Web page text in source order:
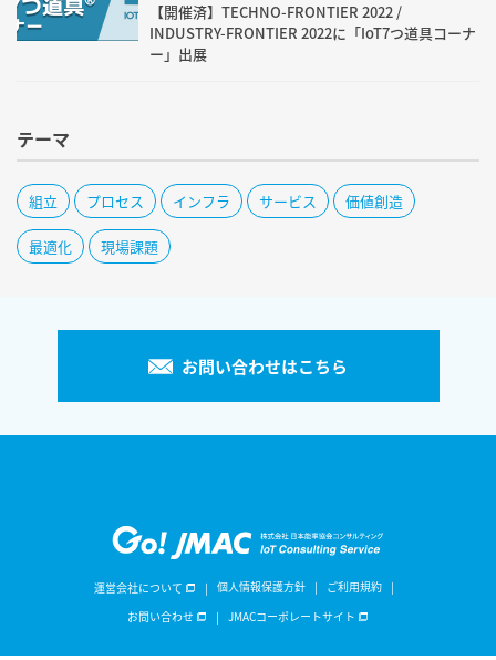
【開催済】TECHNO-FRONTIER 2022 /
INDUSTRY-FRONTIER 2022に「IoT7つ道具コーナ
ー」出展
テーマ
組立 プロセス インフラ サービス 価値創造
最適化 現場課題
お問い合わせはこちら
運営会社について 個人情報保護方針
ご利用規約
お問い合わせ
JMACコーポレートサイト